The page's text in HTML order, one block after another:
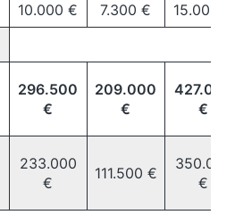
10.000 € 7.300 € 15.000 €
296.500
€
209.000
€
427.000
€
233.000
€
111.500 €
350.000
€